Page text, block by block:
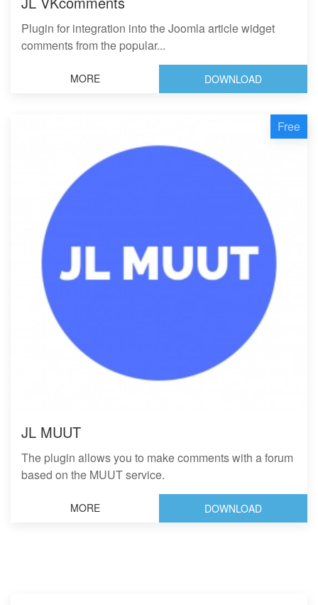
Plugin for integration into the Joomla article widget
comments from the popular...
MORE DOWNLOAD
Free
JL MUUT
The plugin allows you to make comments with a forum
based on the MUUT service.
MORE DOWNLOAD